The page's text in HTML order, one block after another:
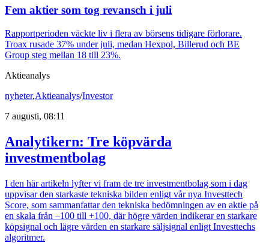
Fem aktier som tog revansch i juli
Rapportperioden väckte liv i flera av börsens tidigare förlorare.
Troax rusade 37% under juli, medan Hexpol, Billerud och BE
Group steg mellan 18 till 23%.
Aktieanalys
nyheter,Aktieanalys/Investor
7 augusti, 08:11
Analytikern: Tre köpvärda
investmentbolag
I den här artikeln lyfter vi fram de tre investmentbolag som i dag
uppvisar den starkaste tekniska bilden enligt vår nya Investtech
Score, som sammanfattar den tekniska bedömningen av en aktie på
en skala från –100 till +100, där högre värden indikerar en starkare
köpsignal och lägre värden en starkare säljsignal enligt Investtechs
algoritmer.